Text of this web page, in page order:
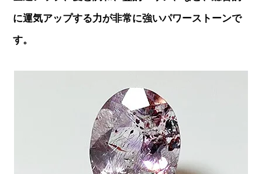
に運気アップする力が非常に強いパワーストーンで
す。